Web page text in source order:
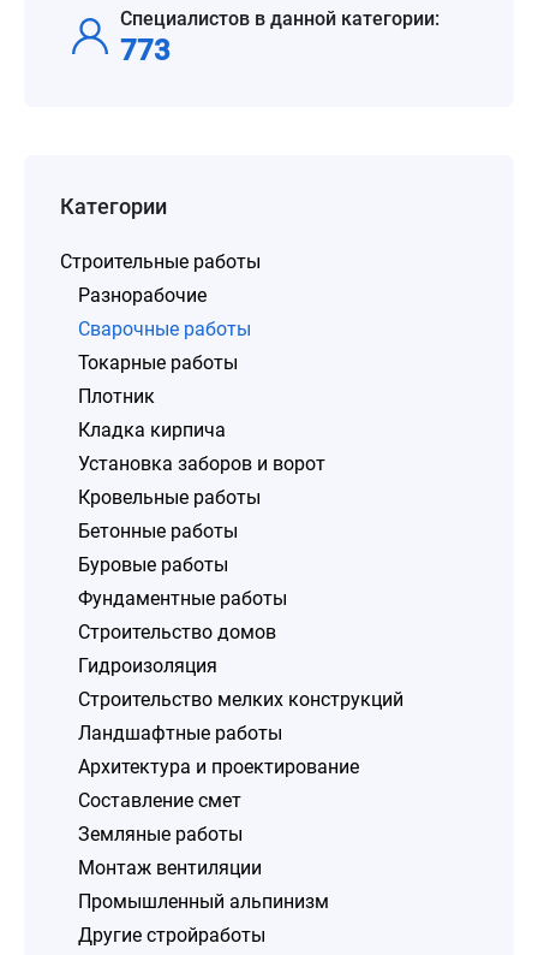
Специалистов в данной категории:
773
Категории
Строительные работы
Разнорабочие
Сварочные работы
Токарные работы
Плотник
Кладка кирпича
Установка заборов и ворот
Кровельные работы
Бетонные работы
Буровые работы
Фундаментные работы
Строительство домов
Гидроизоляция
Строительство мелких конструкций
Ландшафтные работы
Архитектура и проектирование
Составление смет
Земляные работы
Монтаж вентиляции
Промышленный альпинизм
Другие стройработы